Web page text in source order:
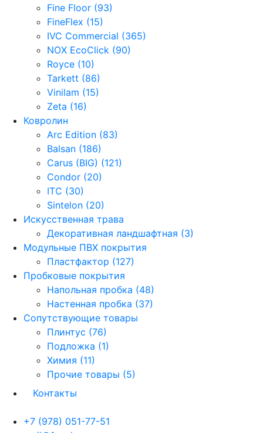
Fine Floor (93)
FineFlex (15)
IVC Commercial (365)
NOX EcoClick (90)
Royce (10)
Tarkett (86)
Vinilam (15)
Zeta (16)
Ковролин
Arc Edition (83)
Balsan (186)
Carus (BIG) (121)
Condor (20)
ITC (30)
Sintelon (20)
Искусственная трава
Декоративная ландшафтная (3)
Модульные ПВХ покрытия
Пластфактор (127)
Пробковые покрытия
Напольная пробка (48)
Настенная пробка (37)
Сопутствующие товары
Плинтус (76)
Подложка (1)
Химия (11)
Прочие товары (5)
Контакты
+7 (978) 051-77-51